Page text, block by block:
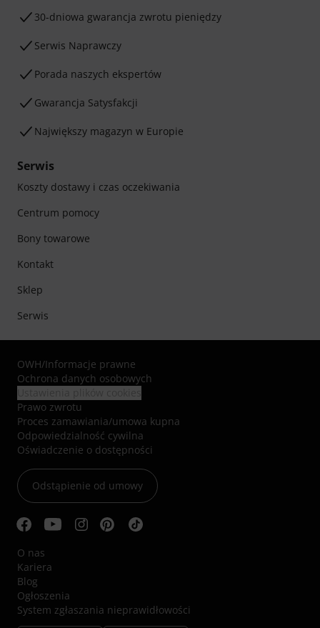
30-dniowa gwarancja zwrotu pieniędzy
Serwis Naprawczy
Porada naszych ekspertów
Gwarancja Satysfakcji
Największy magazyn w Europie
Serwis
Koszty dostawy i czas oczekiwania
Centrum pomocy
Bony towarowe
Kontakt
Sklep
Serwis
OWH/Informacje prawne
Ochrona danych osobowych
Prawo zwrotu
Proces zamawiania/umowa kupna
Odpowiedzialność cywilna
Oświadczenie o dostępności
Odstąpienie od umowy
O nas
Kariera
Blog
Ogłoszenia
System zgłaszania nieprawidłowości